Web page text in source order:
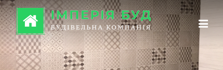
Перейти до вмісту